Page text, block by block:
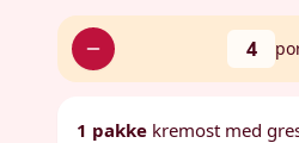
4
1 pakke kremost med